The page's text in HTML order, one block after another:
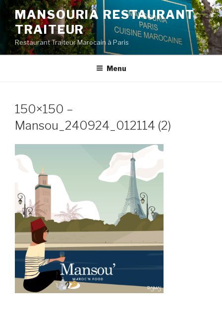
Aller
contenu
principal
MANSOURIA RESTAURANT
TRAITEUR
Restaurant Traiteur Marocain à Paris
Menu
150×150 –
Mansou_240924_012114 (2)